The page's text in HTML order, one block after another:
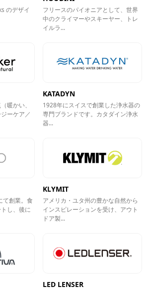
のデザイ
フリースのパイオニアとして、世界
中のクライマーやスキーヤー、トレ
イルラ...
暖かい、
ーケア／
KATADYN
1928年にスイスで創業した浄水器の
専門ブランドです。カタダイン浄水
器...
て創業。食
し、後に
KLYMIT
アメリカ・ユタ州の豊かな自然から
インスピレーションを受け、アウト
ドア製...
LED LENSER